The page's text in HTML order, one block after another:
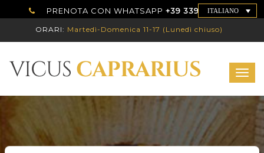
ITALIANO
PRENOTA CON WHATSAPP +39 339 7786192
ORARI: Martedì-Domenica 11-17 (Lunedì chiuso)